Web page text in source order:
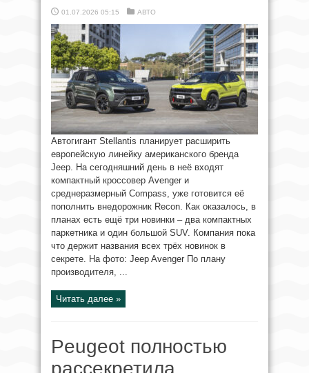
01.07.2026 05:15 АВТО
Автогигант Stellantis планирует расширить
европейскую линейку американского бренда
Jeep. На сегодняшний день в неё входят
компактный кроссовер Avenger и
среднеразмерный Compass, уже готовится её
пополнить внедорожник Recon. Как оказалось, в
планах есть ещё три новинки – два компактных
паркетника и один большой SUV. Компания пока
что держит названия всех трёх новинок в
секрете. На фото: Jeep Avenger По плану
производителя, ...
Читать далее »
Peugeot полностью
рассекретила